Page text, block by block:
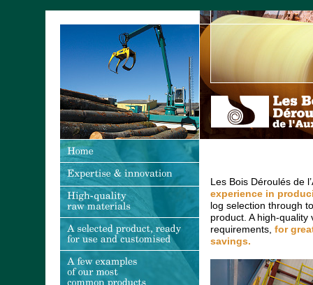
Les Bois Déroulés de
experience in
log selection through
product. A high-
requirements, for
savings.